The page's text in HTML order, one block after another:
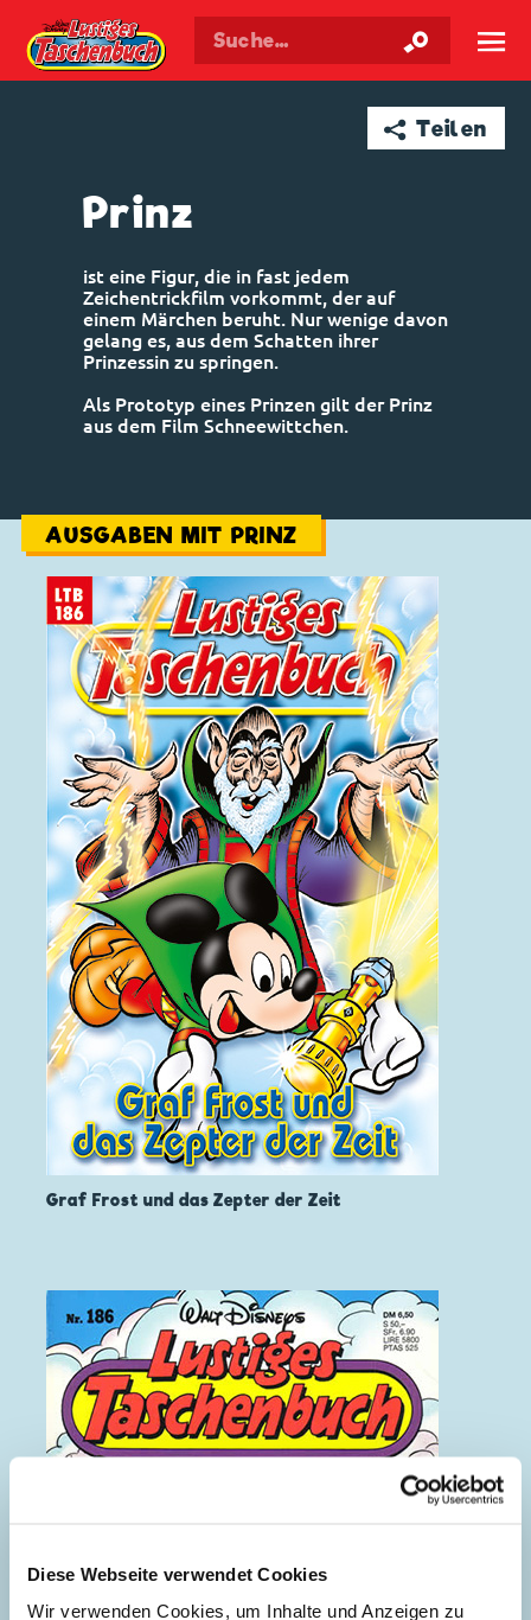
Diese Webseite verwendet Cookies
Wir verwenden Cookies, um Inhalte und Anzeigen zu
Walt Disneys Taschenbuch ☰
➦ Teilen
Prinz
ist eine Figur, die in fast jedem
Zeichentrickfilm vorkommt, der auf
einem Märchen beruht. Nur wenige davon
gelang es, aus dem Schatten ihrer
Prinzessin zu springen.
Als Prototyp eines Prinzen gilt der Prinz
aus dem Film Schneewittchen.
AUSGABEN MIT PRINZ
Graf Frost und das Zepter der Zeit